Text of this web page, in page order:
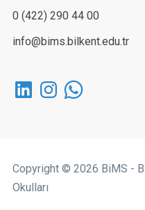
0 (422) 290 44 00
info@bims.bilkent.edu.tr
LinkedInInstagramWhatsApp
Copyright © 2026 BiMS -
Okulları